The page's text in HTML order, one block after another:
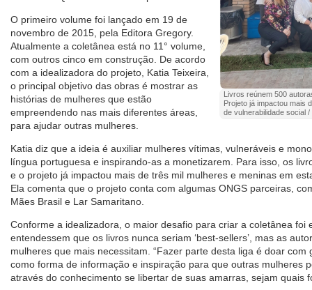
Livros reúnem 500
Projeto já impactou mais
de vulnerabilidade social
O primeiro volume foi lançado em 19 de
novembro de 2015, pela Editora Gregory.
Atualmente a coletânea está no 11° volume,
com outros cinco em construção. De acordo
com a idealizadora do projeto, Katia Teixeira,
o principal objetivo das obras é mostrar as
histórias de mulheres que estão
empreendendo nas mais diferentes áreas,
para ajudar outras mulheres.
Katia diz que a ideia é auxiliar mulheres vítimas, vulneráveis e
língua portuguesa e inspirando-as a monetizarem. Para isso, os
e o projeto já impactou mais de três mil mulheres e meninas em
Ela comenta que o projeto conta com algumas ONGS parceiras,
Mães Brasil e Lar Samaritano.
Conforme a idealizadora, o maior desafio para criar a coletânea foi
entendessem que os livros nunca seriam ‘best-sellers’, mas as
mulheres que mais necessitam. “Fazer parte desta liga é doar
como forma de informação e inspiração para que outras mulheres
através do conhecimento se libertar de suas amarras, sejam quais